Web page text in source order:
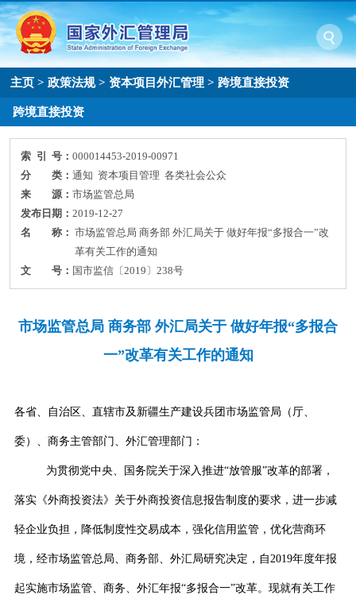
主页 >政策法规>资本项目外汇管理 >跨境直接投资
跨境直接投资
索 引 号：000014453-2019-00971
分 类：通知 资本项目管理 各类社会公众
来 源：市场监管总局
发布日期：2019-12-27
名 称： 市场监管总局 商务部 外汇局关于 做好年报“多报合一”改
革有关工作的通知
文 号： 国市监信〔2019〕238号
市场监管总局 商务部 外汇局关于 做好年报“多报合
一”改革有关工作的通知
各省、自治区、直辖市及新疆生产建设兵团 市场监管局（厅、
委）、商务主管部门、外汇管理部门：
为贯彻党中央、国务院关于深入推进“放管服”改革的部署，
落实《外商投资法》关于外商投资信息报告制度的要求，进一步减
轻企业负担，降低制度性交易成本，强化信用监管，优化营商环
境，经市场监管总局、商务部、外汇局研究决定，自 2019年度年报
起实施市场监管、商务、外汇年报“多报合一”改革。现就有关工作